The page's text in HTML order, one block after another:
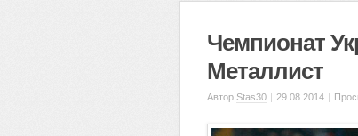
Чемпионат
Металлист
Автор Stas30 | 29.08.2014 |